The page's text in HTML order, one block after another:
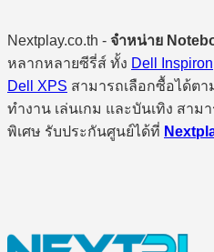
Nextplay.co.th - จำหน่าย
หลากหลายซีรี่ส์ ทั้ง Dell Inspiron
Dell XPS สามารถเลือกซื้อได้ต
ทำงาน เล่นเกม และบันเทิง สา
พิเศษ รับประกันศูนย์ได้ที่